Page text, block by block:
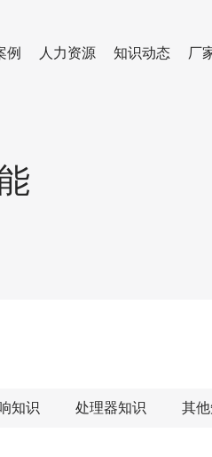
例 人力资源 知识动态 厂
知识 处理器知识 其